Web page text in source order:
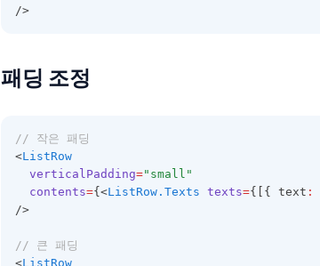
/>
패딩 조정
// 작은 패딩
<ListRow
verticalPadding="small"
contents={<ListRow.Texts texts={[{ text :
/>
// 큰 패딩
<ListRow